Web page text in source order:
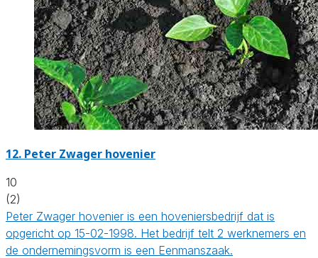
12. Peter Zwager hovenier
10
(2)
Peter Zwager hovenier is een hoveniersbedrijf dat is
opgericht op 15-02-1998. Het bedrijf telt 2 werknemers en
de ondernemingsvorm is een Eenmanszaak.